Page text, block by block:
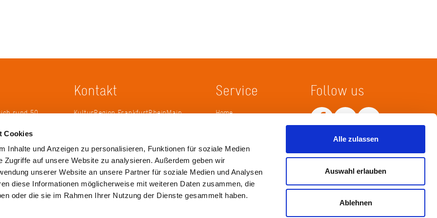
Cookies
Inhalte und Anzeigen zu personalisieren, Funktionen für soziale Medien
Zugriffe auf unsere Website zu analysieren. Außerdem geben wir
unserer Website an unsere Partner für soziale Medien und Analysen
diese Informationen möglicherweise mit weiteren Daten zusammen, die
oder die sie im Rahmen Ihrer Nutzung der Dienste gesammelt haben.
Alle zulassen
Auswahl erlauben
Ablehnen
rund 50
2005 die
zu
Kontakt
KulturRegion FrankfurtRheinMain
Tel.: +49 69 2577-1700
Fax: +49 69 2577-1750
E-Mail:info@krfrm.de
Service
Home
Follow us
Netiquette